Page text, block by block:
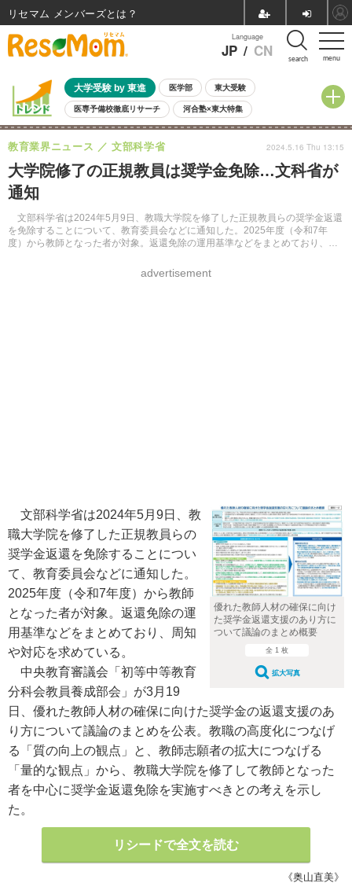
menu
Language
JP / CN search
大学受験 by 東進 医学部 東大受験
医専予備校徹底リサーチ 河合塾×東大特集
親子で考える大学選び 高校受験 中学受験 小学校受験
共通テスト 夏休み 8月開催学校説明会・相談会
8月開催イベント・WS 全国公立高校 過去問 人気記事
自由研究教材（小学生向け）
大学院修了の正規教員は奨学金免除…文科省が
通知
文部科学省は2024年5月9日、教職大学院を修了した正規教員らの奨学金返還
を免除することについて、教育委員会などに通知した。2025年度（令和7年
度）から教師となった者が対象。返還免除の運用基準などをまとめており、周
教育業界ニュース 文部科学省
advertisement
2024.5.16 Thu 13:15
優れた教師人材の確保に向け
た奨学金返還支援のあり方に
ついて議論のまとめ概要
全 1 枚
拡大写真
文部科学省は2024年5月9日、教
職大学院を修了した正規教員らの
奨学金返還を免除することについ
て、教育委員会などに通知した。
2025年度（令和7年度）から教師
となった者が対象。返還免除の運
用基準などをまとめており、周知
や対応を求めている。
中央教育審議会「初等中等教育
分科会教員養成部会」が3月19
日、優れた教師人材の確保に向けた奨学金の返還支援のあ
り方について議論のまとめを公表。教職の高度化につなげ
る「質の向上の観点」と、教師志願者の拡大につなげる
「量的な観点」から、教職大学院を修了して教師となった
者を中心に奨学金返還免除を実施すべきとの考えを示し
た。
リシードで全文を読む
《奥山直美》
リセマム メンバーズ